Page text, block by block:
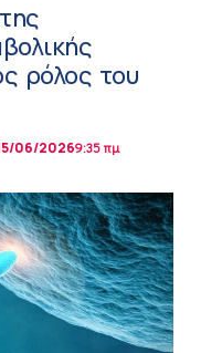
ρόλος του
06/20269:35 πμ